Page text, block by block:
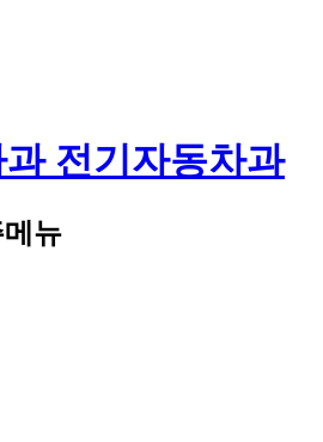
전기자동차과
뉴